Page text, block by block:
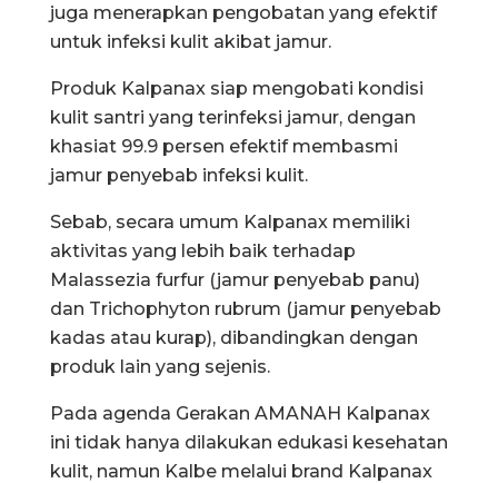
juga menerapkan pengobatan yang efektif
untuk infeksi kulit akibat jamur.
Produk Kalpanax siap mengobati kondisi
kulit santri yang terinfeksi jamur, dengan
khasiat 99.9 persen efektif membasmi
jamur penyebab infeksi kulit.
Sebab, secara umum Kalpanax memiliki
aktivitas yang lebih baik terhadap
Malassezia furfur (jamur penyebab panu)
dan Trichophyton rubrum (jamur penyebab
kadas atau kurap), dibandingkan dengan
produk lain yang sejenis.
Pada agenda Gerakan AMANAH Kalpanax
ini tidak hanya dilakukan edukasi kesehatan
kulit, namun Kalbe melalui brand Kalpanax